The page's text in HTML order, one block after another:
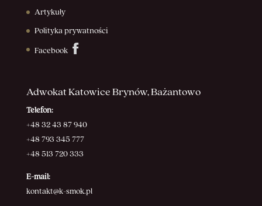
Artykuły
Polityka prywatności
Facebook
Adwokat Katowice Brynów, Bażantowo
Telefon:
+48 32 43 87 940
+48 793 345 777
+48 513 720 333
E-mail:
kontakt@k-smok.pl